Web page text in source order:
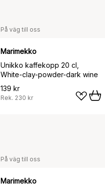
På väg till oss
Marimekko
Unikko kaffekopp 20 cl,
White-clay-powder-dark wine
139 kr
Rek. 230 kr
På väg till oss
Marimekko